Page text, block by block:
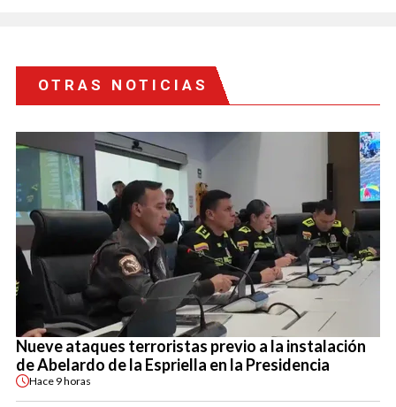
OTRAS NOTICIAS
Nueve ataques terroristas previo a la instalación
de Abelardo de la Espriella en la Presidencia
Hace 9 horas